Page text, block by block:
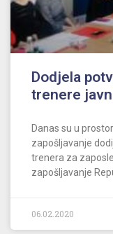
Dodjela
trenere
Danas su u
zapošljavanje
trenera za
zapošljavanje
06.02.2020